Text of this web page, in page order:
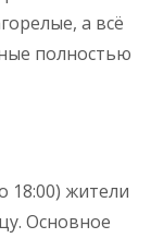
а всё
полностью
18:00) жители
Основное